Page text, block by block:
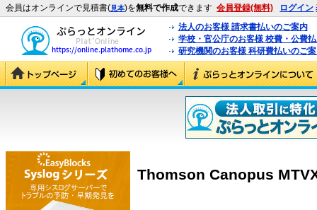
会員はオンラインで見積書(見本)を無料で作成できます 会員登録(無料) ログイン
法人のお客様 請求書払いのご案内
学校・官公庁のお客様 校費・公費
研究機関のお客様 科研費払いのご
Thomson Canopus